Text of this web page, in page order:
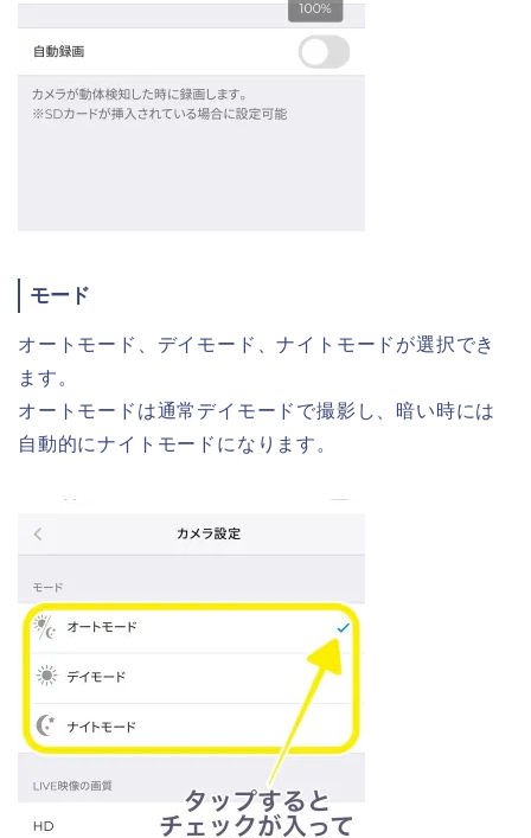
モード
オートモード、デイモード、ナイトモードが選択でき
ます。
オートモードは通常デイモードで撮影し、暗い時には
自動的にナイトモードになります。